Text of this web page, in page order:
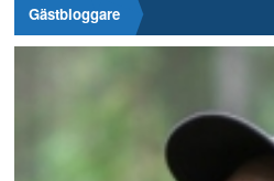
Gästbloggare